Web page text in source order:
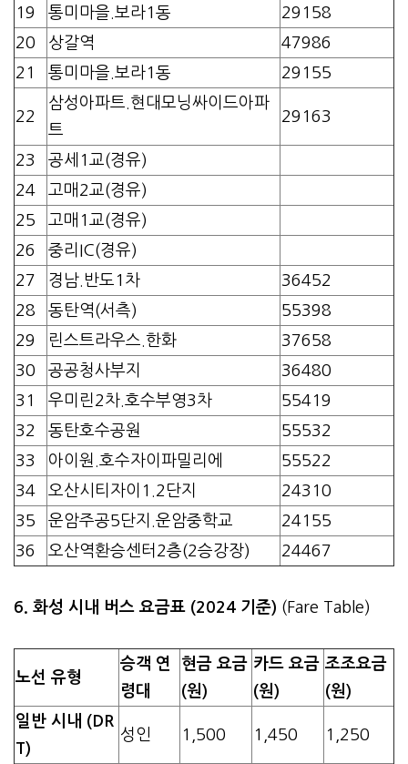
19 통미마을.보라1동
29158
20
상갈역
47986
21
통미마을.보라1동 29155
22
삼성아파트.현대모닝싸이드아파
트
29163
23
공세1교(경유)
24
고매2교(경유)
25
고매1교(경유)
26
중리IC(경유)
27
경남.반도1차
36452
28
동탄역(서측)
55398
29
린스트라우스.한화
37658
30
공공청사부지
36480
31
우미린2차.호수부영3차
55419
32
동탄호수공원
55532
33
아이원.호수자이파밀리에
55522
34
오산시티자이1.2단지
24310
35
운암주공5단지.운암중학교
24155
36
오산역환승센터2층(2승강장) 24467
6. 화성 시내 버스 요금표 (2024 기준) (Fare Table)
노선 유형
승객 연
령대
현금 요금
(원)
카드 요금
(원)
조조요금
(원)
일반 시내 (DR
T)
성인 1,500 1,450 1,250